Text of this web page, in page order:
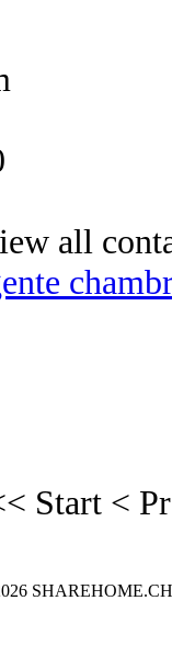
all
Start <